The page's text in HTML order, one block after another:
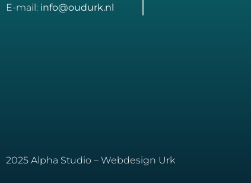
E-mail: info@oudurk.nl
2025 Alpha Studio – Webdesign Urk